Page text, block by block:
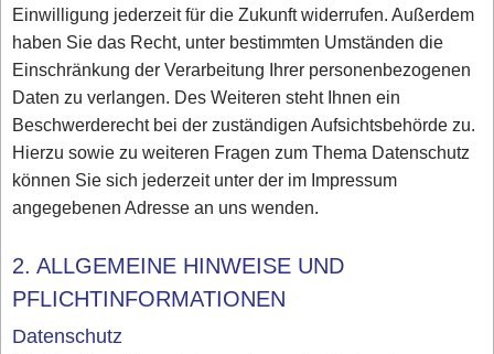
Einwilligung jederzeit für die Zukunft widerrufen. Außerdem
haben Sie das Recht, unter bestimmten Umständen die
Einschränkung der Verarbeitung Ihrer personenbezogenen
Daten zu verlangen. Des Weiteren steht Ihnen ein
Beschwerderecht bei der zuständigen Aufsichtsbehörde zu.
Hierzu sowie zu weiteren Fragen zum Thema Datenschutz
können Sie sich jederzeit unter der im Impressum
angegebenen Adresse an uns wenden.
2. ALLGEMEINE HINWEISE UND
PFLICHTINFORMATIONEN
Datenschutz